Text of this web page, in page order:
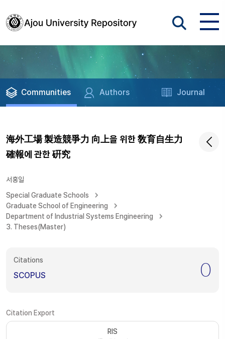
Communities Authors Journal
海外工場 製造競爭力 向上을 위한 敎育自生力
確報에 관한 硏究
서홍일
Special Graduate Schools
Graduate School of Engineering
Department of Industrial Systems Engineering
3. Theses(Master)
Citations
SCOPUS 0
Citation Export
RIS